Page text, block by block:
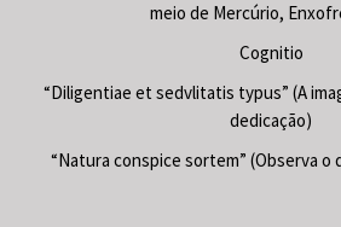
meio de Mercúrio,
Cognitio
“Diligentiae et sedvlitatis typus” (A
dedicação)
“Natura conspice sortem” (Observa o